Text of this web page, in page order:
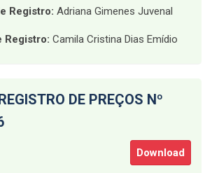
Registro: Adriana Gimenes Juvenal
Registro: Camila Cristina Dias Emídio
DE PREÇOS Nº
Download